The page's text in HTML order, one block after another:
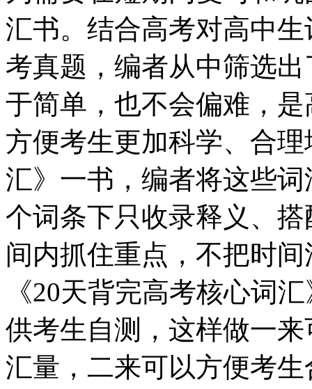
汇书。结合高考对高中
考真题，编者从中筛选
于简单，也不会偏难，
方便考生更加科学、合
汇》一书，编者将这些
个词条下只收录释义、
间内抓住重点，不把时
《20天背完高考核心词
供考生自测，这样做一
汇量，二来可以方便考